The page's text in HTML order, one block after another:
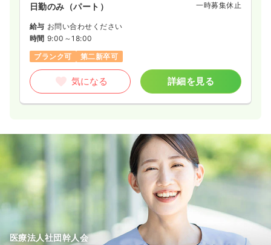
日勤のみ（パート） 一時募集休止
給与 お問い合わせください
時間 9:00～18:00
ブランク可
第二新卒可
気になる 詳細を見る
医療法人社団幹人会